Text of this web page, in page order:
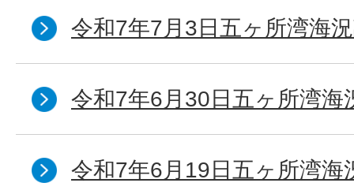
令和7年7月3日五ヶ所湾海
令和7年6月30日五ヶ所湾海
令和7年6月19日五ヶ所湾海